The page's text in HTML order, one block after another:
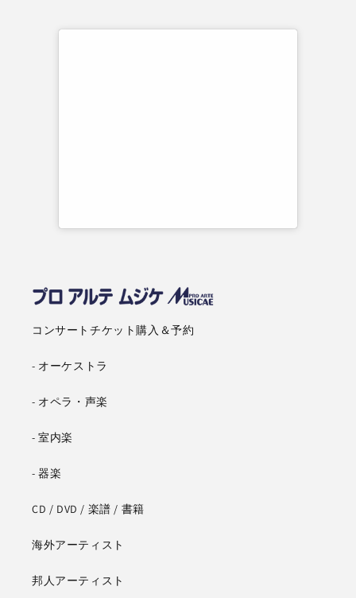
コンサートチケット購入＆予約
- オーケストラ
- オペラ・声楽
- 室内楽
- 器楽
CD / DVD / 楽譜 / 書籍
海外アーティスト
邦人アーティスト